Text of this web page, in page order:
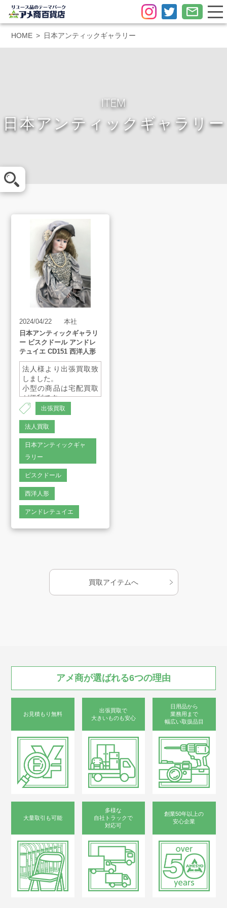
買取方法
買取アイテム
お客様の声
よくあるご質問
スタッフインタビュー
店舗案内
販売のご案内
会社案内
お知らせ
AMESYO MAGAGINE
古物営業法に基づく表示
サイトマップ
HOME 日本アンティックギャラリー
ITEM
日本アンティックギャラリー
2024/04/22
本社
日本アンティックギャラリ
ー ビスクドール アンドレ
テュイエ CD151 西洋人形
法人様より出張買取致
しました。
小型の商品は宅配買取
が便利です。
ご気軽にご連絡くださ
いませ。
出張買取
法人買取
日本アンティックギャ
ラリー
ビスクドール
西洋人形
アンドレテュイエ
買取アイテムへ
アメ商が選ばれる6つの理由
お見積もり無料
出張買取で
大きいものも安心
日用品から
業務用まで
幅広い取扱品目
大量取引も可能
多様な
自社トラックで
対応可
創業50年以上の
安心企業